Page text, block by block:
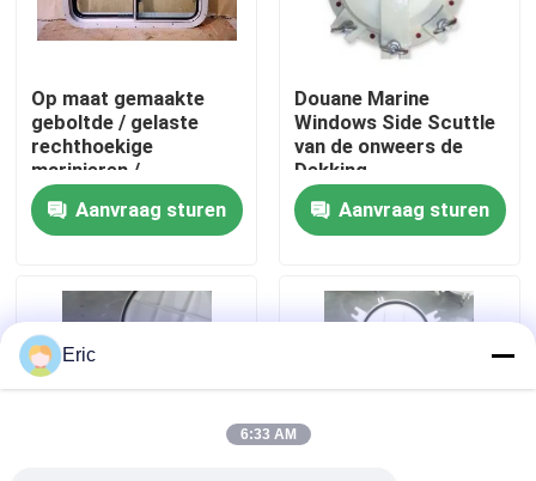
Fabrieksreis
Kwaliteitscontrole
Contacteer ons
Vraag een offerte aan
Company News
mariene deuren
Op maat gemaakte
geboltde / gelaste
rechthoekige
marinieren /
marineschepen met
aluminiumlegeringsvenster
Aanvraag sturen
Douane Marine
Windows Side Scuttle
van de onweers de
Dekking
Scharnierende Cirkel
Aanvraag sturen
Eric
6:33 AM